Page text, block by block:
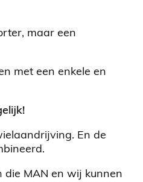
maar een
met een enkele en
En de
die MAN en wij kunnen